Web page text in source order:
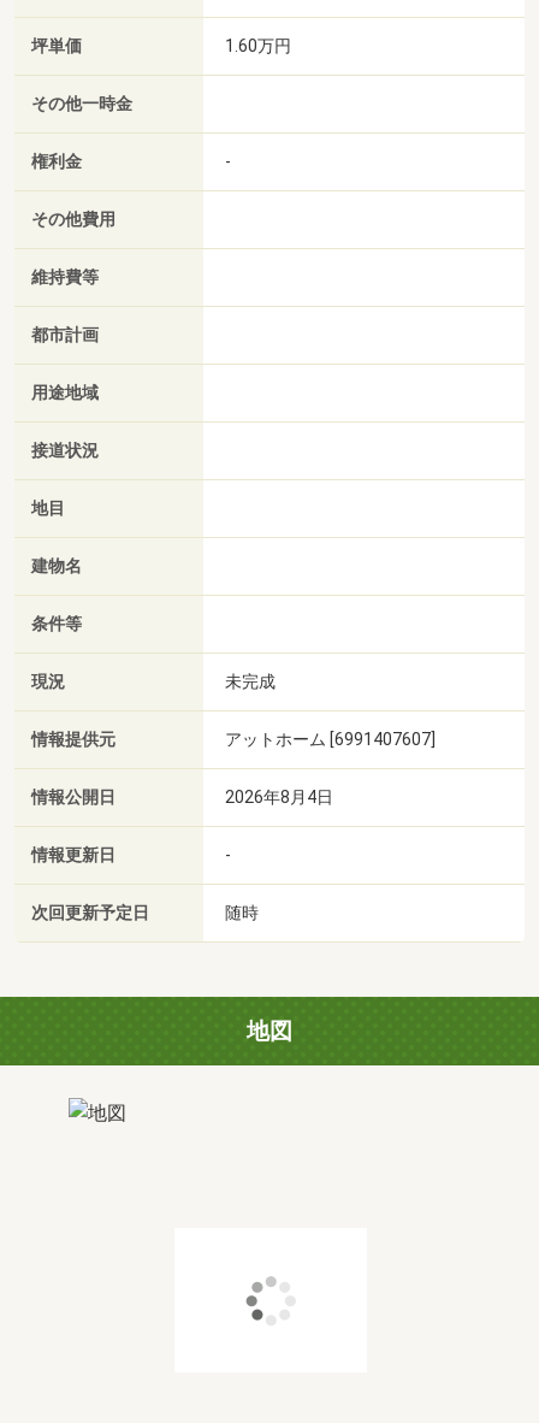
坪単価 1.60万円
その他一時金
権利金 -
その他費用
維持費等
都市計画
用途地域
接道状況
地目
建物名
条件等
現況 未完成
情報提供元 アットホーム [6991407607]
情報公開日 2026年8月4日
情報更新日 -
次回更新予定日 随時
地図